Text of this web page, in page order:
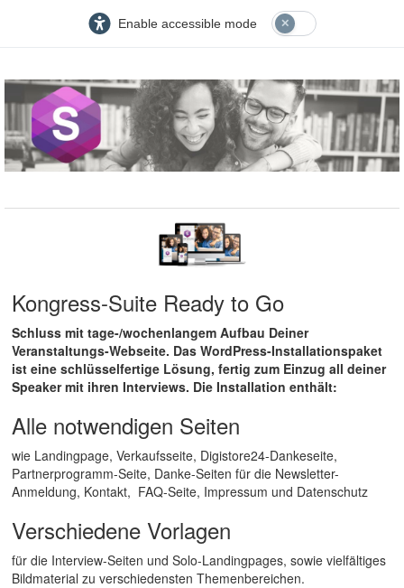
Enable accessible mode
Kongress-Suite Ready to Go
Schluss mit tage-/wochenlangem Aufbau Deiner
Veranstaltungs-Webseite. Das WordPress-Installationspaket
ist eine schlüsselfertige Lösung, fertig zum Einzug all deiner
Speaker mit ihren Interviews. Die Installation enthält:
Alle notwendigen Seiten
wie Landingpage, Verkaufsseite, Digistore24-Dankeseite,
Partnerprogramm-Seite, Danke-Seiten für die Newsletter-
Anmeldung, Kontakt, FAQ-Seite, Impressum und Datenschutz
Verschiedene Vorlagen
für die Interview-Seiten und Solo-Landingpages, sowie vielfältiges
Bildmaterial zu verschiedensten Themenbereichen.